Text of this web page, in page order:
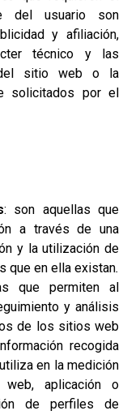
del usuario son
y afiliación,
técnico y las
del sitio web o la
solicitados por el
: son aquellas que
a través de una
y la utilización de
que en ella existan.
que permiten al
y análisis
de los sitios web
recogida
en la medición
aplicación o
de perfiles de